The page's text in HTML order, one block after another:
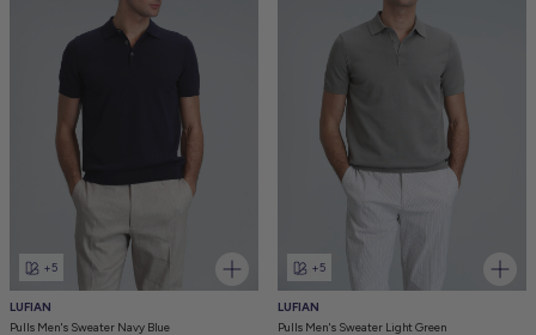
+5
LUFIAN
Pulls Men's Sweater Navy Blue
+5
LUFIAN
Pulls Men's Sweater Light Green